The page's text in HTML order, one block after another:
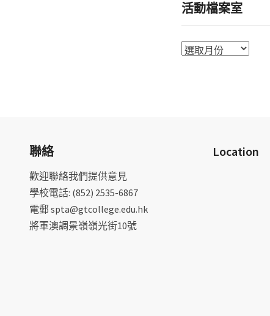
活動檔案室
活
聯絡
歡迎聯絡我們提供意見
學校電話: (852) 2535-6867
電郵 spta@gtcollege.edu.hk
將軍澳調景嶺嶺光街10號
Location